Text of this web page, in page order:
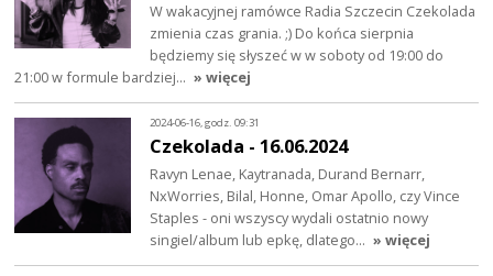
W wakacyjnej ramówce Radia Szczecin Czekolada
zmienia czas grania. ;) Do końca sierpnia
będziemy się słyszeć w w soboty od 19:00 do
21:00 w formule bardziej… » więcej
2024-06-16, godz. 09:31
Czekolada - 16.06.2024
Ravyn Lenae, Kaytranada, Durand Bernarr,
NxWorries, Bilal, Honne, Omar Apollo, czy Vince
Staples - oni wszyscy wydali ostatnio nowy
singiel/album lub epkę, dlatego… » więcej